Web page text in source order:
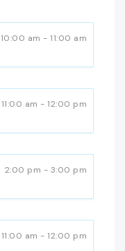
11:00 am - 12:00 pm
10:00 am - 11:00 am
11:00 am - 12:00 pm
2:00 pm - 3:00 pm